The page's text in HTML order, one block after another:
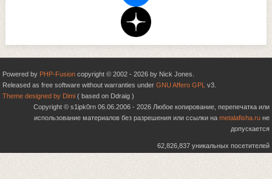
Powered by PHP-Fusion copyright © 2002 - 2026 by Nick Jones.
Released as free software without warranties under GNU Affero GPL v3.
Theme designed by Dimi ( based on Ddraig )
Copyright © s1ipk0rn 06.06.2006 - 2026 Любое копирование, перепечатка или
использование материалов без разрешения или ссылки на metalafisha.ru не
допускается
62,826,837 уникальных посетителей